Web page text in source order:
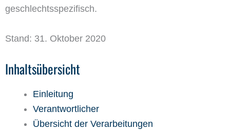
geschlechtsspezifisch.
Stand: 31. Oktober 2020
Inhaltsübersicht
Einleitung
Verantwortlicher
Übersicht der Verarbeitungen